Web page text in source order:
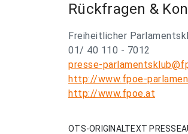
Rückfragen &
Freiheitlicher
01/ 40 110 - 7012
presse-
http://www.fpoe-
http://www.fpoe.at
OTS-ORIGINALTEXT